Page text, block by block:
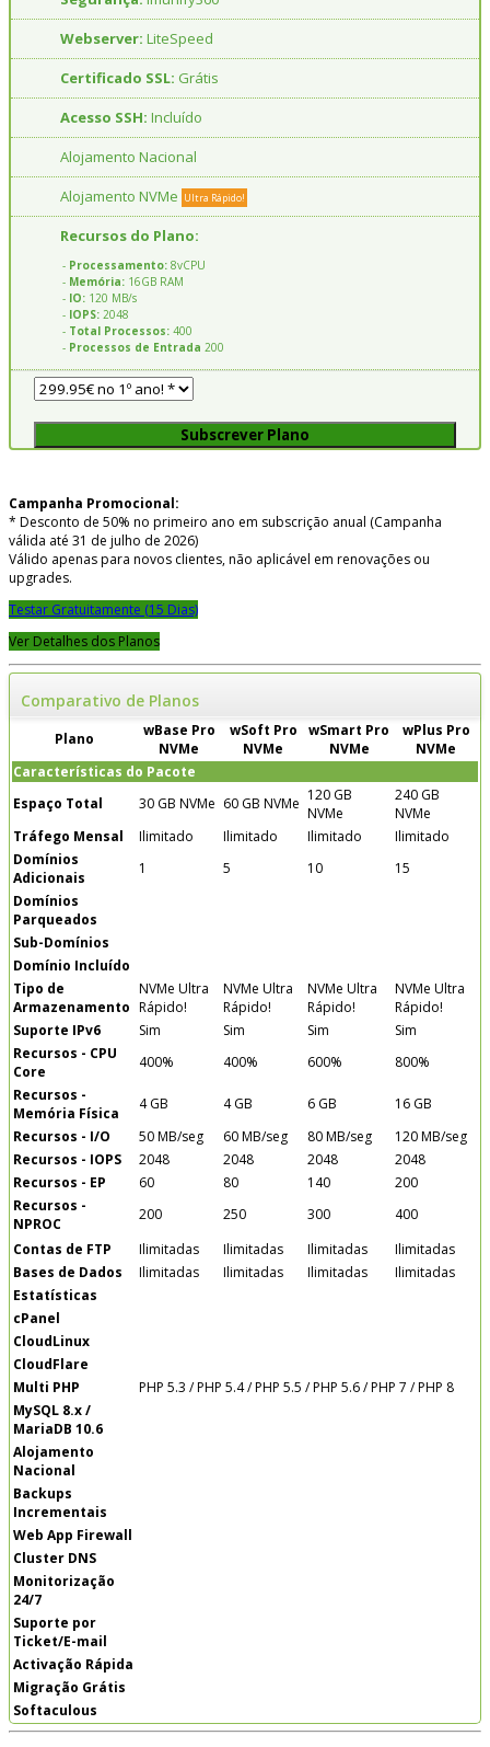
Webserver: LiteSpeed
Certificado SSL: Grátis
Acesso SSH: Incluído
Alojamento Nacional
Alojamento NVMe Ultra Rápido!
Recursos do Plano:
- Processamento: 8vCPU
- Memória: 16GB RAM
- IO: 120 MB/s
- IOPS: 2048
- Total Processos: 400
- Processos de Entrada 200
Subscrever Plano
Campanha Promocional:
* Desconto de 50% no primeiro ano em subscrição anual (Campanha
válida até 31 de julho de 2026)
Válido apenas para novos clientes, não aplicável em renovações ou
upgrades.
Testar Gratuitamente (15 Dias)
Ver Detalhes dos Planos
Comparativo de Planos
Plano
wBase Pro
NVMe
wSoft Pro
NVMe
wSmart Pro
NVMe
wPlus Pro
NVMe
Características do Pacote
Espaço Total
30 GB NVMe 60 GB NVMe 120 GB
NVMe
240 GB
NVMe
Tráfego Mensal
Ilimitado Ilimitado Ilimitado
Ilimitado
Domínios
Adicionais
1 5 10
15
Domínios
Parqueados
Sub-Domínios
Domínio Incluído
Tipo de
Armazenamento
NVMe Ultra
Rápido!
NVMe Ultra
Rápido!
NVMe Ultra
Rápido!
NVMe Ultra
Rápido!
Suporte IPv6
Sim Sim Sim
Sim
Recursos - CPU
Core
400% 400% 600%
800%
Recursos -
Memória Física
4 GB 4 GB 6 GB
16 GB
Recursos - I/O
50 MB/seg 60 MB/seg 80 MB/seg
120 MB/seg
Recursos - IOPS
2048 2048 2048
2048
Recursos - EP
60 80 140
200
Recursos -
NPROC
200 250 300
400
Contas de FTP
Ilimitadas Ilimitadas Ilimitadas
Ilimitadas
Bases de Dados
Ilimitadas Ilimitadas Ilimitadas
Ilimitadas
Estatísticas
cPanel
CloudLinux
CloudFlare
Multi PHP
PHP 5.3 / PHP 5.4 / PHP 5.5 / PHP 5.6 / PHP 7 / PHP 8
MySQL 8.x /
MariaDB 10.6
Alojamento
Nacional
Backups
Incrementais
Web App Firewall
Cluster DNS
Monitorização
24/7
Suporte por
Ticket/E-mail
Activação Rápida
Migração Grátis
Softaculous